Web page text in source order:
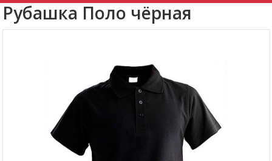
Рубашка Поло чёрная